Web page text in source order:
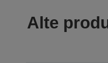
Alte